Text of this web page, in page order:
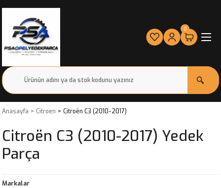
0
Anasayfa Citroen Citroën C3 (2010-2017)
Citroën C3 (2010-2017) Yedek
Parça
Markalar